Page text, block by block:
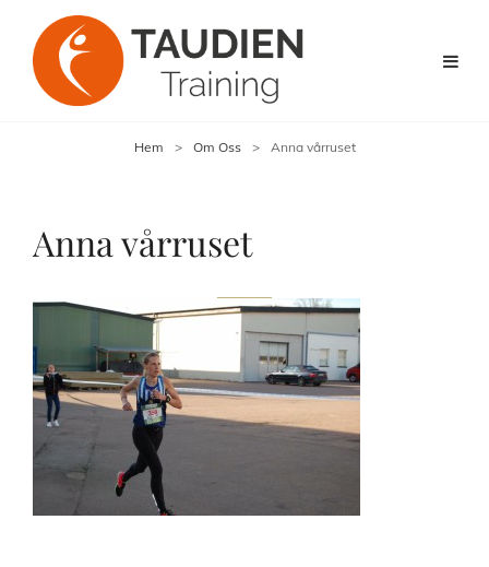
Hem > Om Oss > Anna vårruset
Anna vårruset